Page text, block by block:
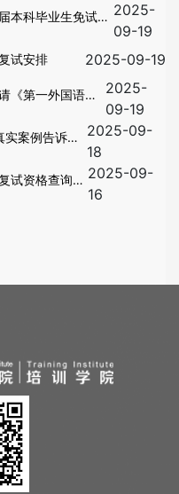
本科毕业生免试攻 2025-
09-19
试安排 2025-09-19
《第一外国语》
2025-
09-19
实案例告诉
2025-09-
18
试资格查询通 2025-09-
16